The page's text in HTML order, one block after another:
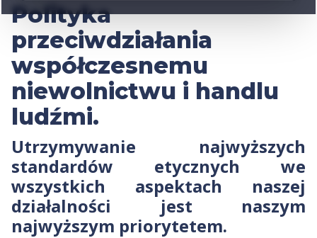
Polityka
przeciwdziałania
współczesnemu
niewolnictwu i handlu
ludźmi.
Utrzymywanie najwyższych
standardów etycznych we
wszystkich aspektach naszej
działalności jest naszym
najwyższym priorytetem.